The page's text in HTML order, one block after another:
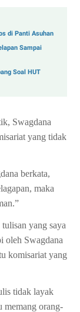
di Panti Asuhan
Sampai
Soal HUT
Swagdana
yang tidak
berkata,
maka
yang saya
oleh Swagdana
komisariat yang
tidak layak
memang orang-